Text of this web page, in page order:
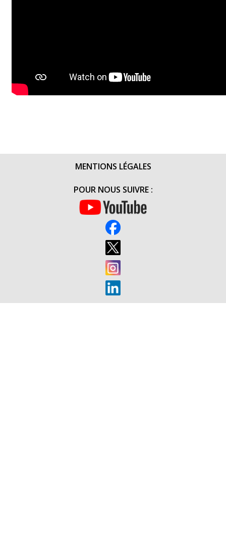
MENTIONS LÉGALES
POUR NOUS SUIVRE :